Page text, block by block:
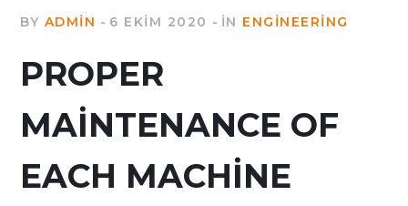
BY ADMIN 6 EKIM 2020 IN ENGINEERING
PROPER
MAINTENANCE OF
EACH MACHINE